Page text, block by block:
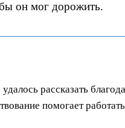
он мог дорожить.
рассказать
помогает